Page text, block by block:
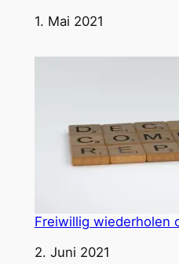
Datum
1. Mai 2021
Freiwillig wiederholen
Datum
2. Juni 2021